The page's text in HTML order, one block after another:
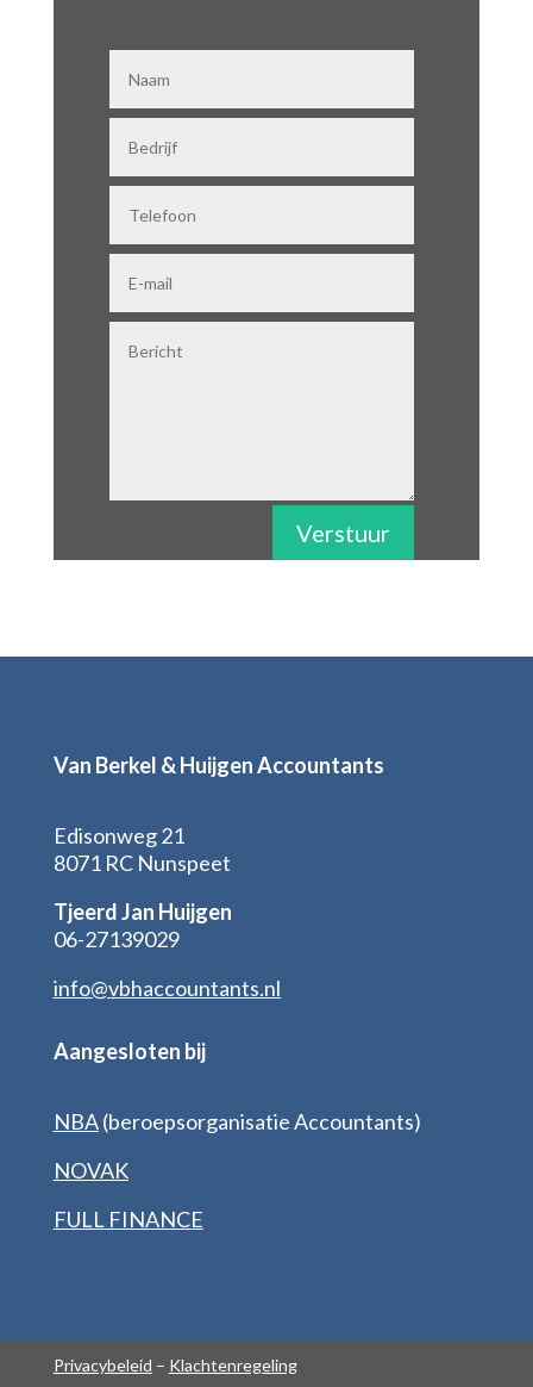
Verstuur
Van Berkel & Huijgen Accountants
Edisonweg 21
8071 RC Nunspeet
Tjeerd Jan Huijgen
06-27139029
info@vbhaccountants.nl
Aangesloten bij
NBA(beroepsorganisatie Accountants)
NOVAK
FULL FINANCE
Privacybeleid – Klachtenregeling